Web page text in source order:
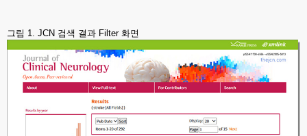
그림 1. JCN 검색 결과 Filter 화면